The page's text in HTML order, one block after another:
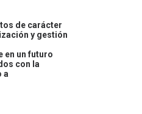
de carácter
y gestión
en un futuro
con la
a